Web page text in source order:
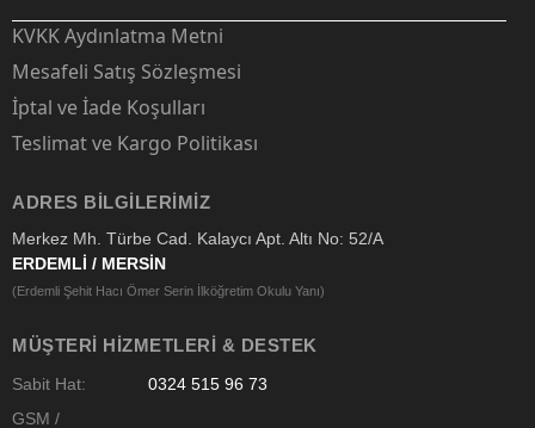
KVKK Aydınlatma Metni
Mesafeli Satış Sözleşmesi
İptal ve İade Koşulları
Teslimat ve Kargo Politikası
ADRES BILGILERIMIZ
Merkez Mh. Türbe Cad. Kalaycı Apt. Altı No: 52/A
ERDEMLİ / MERSİN
(Erdemli Şehit Hacı Ömer Serin İlköğretim Okulu Yanı)
MÜŞTERI HIZMETLERI & DESTEK
Sabit Hat:
0324 515 96 73
GSM /